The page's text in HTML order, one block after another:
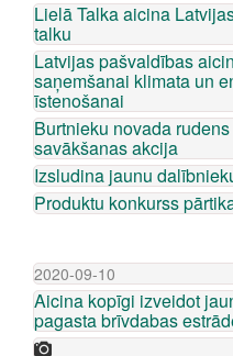
Lielā Talka aicina
talku
Latvijas pašvaldības
saņemšanai klimata un
īstenošanai
Burtnieku novada
savākšanas akcija
Izsludina jaunu
Produktu konkurss
2020-09-10
Aicina kopīgi izveidot
pagasta brīvdabas